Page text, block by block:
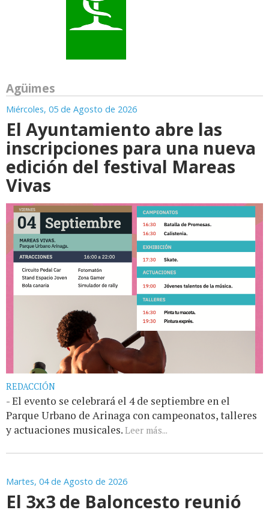
Agüimes
Miércoles, 05 de Agosto de 2026
El Ayuntamiento abre las
inscripciones para una nueva
edición del festival Mareas
Vivas
REDACCIÓN
- El evento se celebrará el 4 de septiembre en el
Parque Urbano de Arinaga con campeonatos, talleres
y actuaciones musicales. Leer más...
Martes, 04 de Agosto de 2026
El 3x3 de Baloncesto reunió